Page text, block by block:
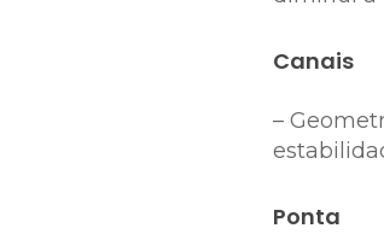
Canais
–
Ponta